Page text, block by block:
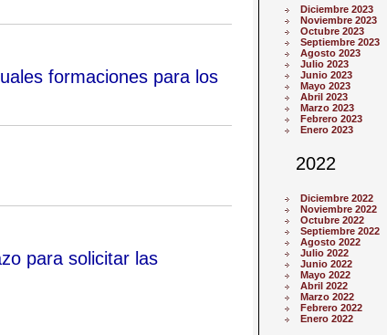
formaciones para los
para solicitar las
Diciembre 2023
Noviembre 2023
Octubre 2023
Septiembre 2023
Agosto 2023
Julio 2023
Junio 2023
Mayo 2023
Abril 2023
Marzo 2023
Febrero 2023
Enero 2023
2022
Diciembre 2022
Noviembre 2022
Octubre 2022
Septiembre 2022
Agosto 2022
Julio 2022
Junio 2022
Mayo 2022
Abril 2022
Marzo 2022
Febrero 2022
Enero 2022